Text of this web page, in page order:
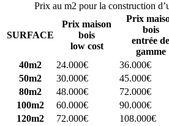
Prix au m2 pour la construction
SURFACE
Prix maison
bois
low cost
Prix
bois
entrée de
gamme
40m2
24.000€ 36.000€
50m2
30.000€ 45.000€
80m2
48.000€ 72.000€
100m2
60.000€ 90.000€
120m2
72.000€ 108.000€